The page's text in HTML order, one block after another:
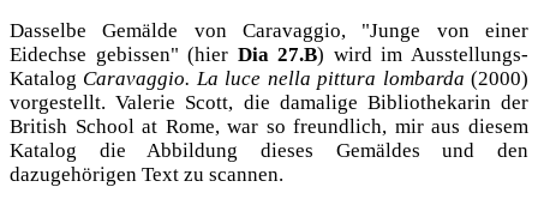
Dasselbe Gemälde von Caravaggio, "Junge von einer
Eidechse gebissen" (hier Dia 27.B) wird im Ausstellungs-
Katalog Caravaggio. La luce nella pittura lombarda(2000)
vorgestellt. Valerie Scott, die damalige Bibliothekarin der
British School at Rome, war so freundlich, mir aus diesem
Katalog die Abbildung dieses Gemäldes und den
dazugehörigen Text zu scannen.